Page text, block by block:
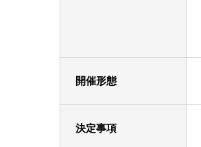
開催形態
決定事項